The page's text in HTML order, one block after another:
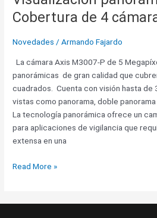
Cobertura de 4
Novedades /Armando Fajardo
La cámara Axis M3007-P de 5
panorámicas de gran calidad que
cuadrados. Cuenta con visión hasta de
vistas como panorama, doble panorama
La tecnología panorámica ofrece un
para aplicaciones de vigilancia que
extensa en una
panorámica
–
4
cámaras
en
1
Read More »